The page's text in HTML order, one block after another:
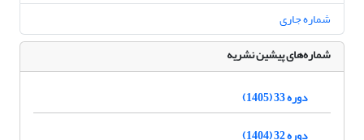
شماره جاری
شماره‌های پیشین نشریه
دوره 33 (1405)
دوره 32 (1404)